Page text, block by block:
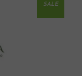
SALE